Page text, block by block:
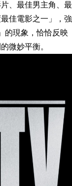
、最佳男主角、最
佳電影之一」，強
的現象，恰恰反映
微妙平衡。